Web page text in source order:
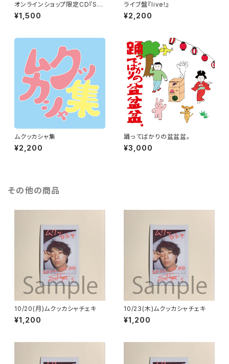
オンラインショップ限定CD『Su
ganuma Mouth（スガヌマ・マ
ウス）』
¥1,500
ライブ盤『live!』
¥2,200
ムクッカシャ集
¥2,200
踊ってばかりの盆盆盆。
¥3,000
その他の商品
10/20(月)ムクッカシャチェキ
¥1,200
10/23(木)ムクッカシャチェキ
¥1,200